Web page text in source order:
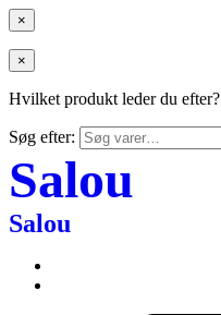
×
×
Hvilket produkt leder du efter?
Søg efter:
Salou
Salou